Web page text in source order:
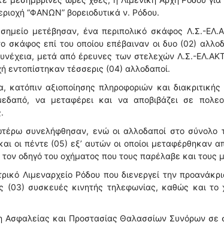
“ΦΑΝΩΝ” βορειοδυτικά ν. Ρόδου.
μετέβησαν, ένα περιπολικό σκάφος Λ.Σ.-
σκάφος επί του οποίου επέβαιναν οι δυο (02)
μετά από έρευνες των στελεχών Λ.Σ.-
εντοπίστηκαν τέσσερις (04) αλλοδαποί.
κατόπιν αξιοποίησης πληροφοριών και
να μεταφέρει και να αποβιβάζει σε
συνελήφθησαν, ενώ οι αλλοδαποί στο
οι πέντε (05) εξ’ αυτών οι οποίοι
οδηγό του οχήματος που τους παρέλαβε και τους
Λιμεναρχείο Ρόδου που διενεργεί την
(03) συσκευές κινητής τηλεφωνίας, καθώς και το
Ασφαλείας και Προστασίας Θαλασσίων Συνόρων σε